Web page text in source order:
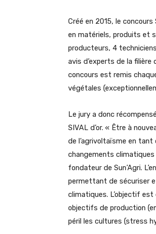
Créé en 2015, le
en matériels, produits et
producteurs, 4
avis d’experts de la
concours est remis
végétales
Le jury a donc
SIVAL d’or. « Être à
de l’agrivoltaïsme en tant
changements
fondateur de Sun’Agri.
permettant de sécuriser
climatiques. L’objectif
objectifs de production
péril les cultures (stress